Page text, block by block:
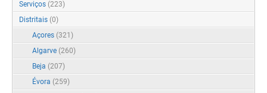
Serviços (223)
Distritais (0)
Açores (321)
Algarve (260)
Beja (207)
Évora (259)